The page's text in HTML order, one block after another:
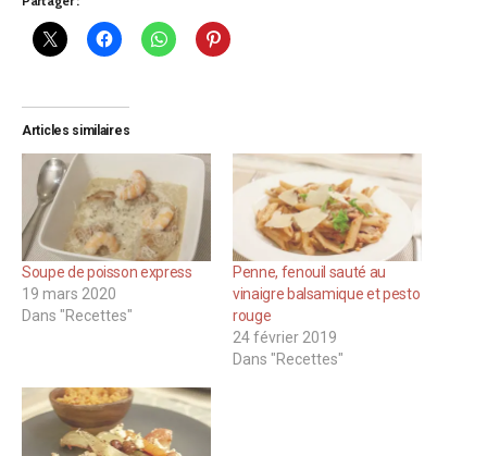
Articles similaires
Soupe de poisson express
19 mars 2020
Dans "Recettes"
Penne, fenouil sauté au
vinaigre balsamique et pesto
rouge
24 février 2019
Dans "Recettes"